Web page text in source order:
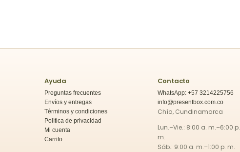
Ayuda
Preguntas frecuentes
Envíos y entregas
Términos y condiciones
Política de privacidad
Mi cuenta
Carrito
Contacto
WhatsApp: +57 3214225756
info@presentbox.com.co
Chía, Cundinamarca
Lun.–Vie.: 8:00 a. m.–6:00 p.
m.
Sáb.: 9:00 a. m.–1:00 p. m.